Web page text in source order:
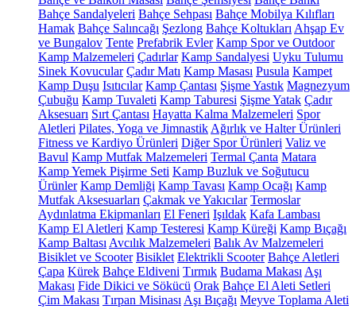
Bahçe Sandalyeleri Bahçe Sehpası Bahçe Mobilya Kılıfları
Hamak Bahçe Salıncağı Şezlong Bahçe Koltukları Ahşap Ev
ve Bungalov Tente Prefabrik Evler Kamp Spor ve Outdoor
Kamp Malzemeleri Çadırlar Kamp Sandalyesi Uyku Tulumu
Sinek Kovucular Çadır Matı Kamp Masası Pusula Kampet
Kamp Duşu Isıtıcılar Kamp Çantası Şişme Yastık Magnezyum
Çubuğu Kamp Tuvaleti Kamp Taburesi Şişme Yatak Çadır
Aksesuarı Sırt Çantası Hayatta Kalma Malzemeleri Spor
Aletleri Pilates, Yoga ve Jimnastik Ağırlık ve Halter Ürünleri
Fitness ve Kardiyo Ürünleri Diğer Spor Ürünleri Valiz ve
Bavul Kamp Mutfak Malzemeleri Termal Çanta Matara
Kamp Yemek Pişirme Seti Kamp Buzluk ve Soğutucu
Ürünler Kamp Demliği Kamp Tavası Kamp Ocağı Kamp
Mutfak Aksesuarları Çakmak ve Yakıcılar Termoslar
Aydınlatma Ekipmanları El Feneri Işıldak Kafa Lambası
Kamp El Aletleri Kamp Testeresi Kamp Küreği Kamp Bıçağı
Kamp Baltası Avcılık Malzemeleri Balık Av Malzemeleri
Bisiklet ve Scooter Bisiklet Elektrikli Scooter Bahçe Aletleri
Çapa Kürek Bahçe Eldiveni Tırmık Budama Makası Aşı
Makası Fide Dikici ve Sökücü Orak Bahçe El Aleti Setleri
Çim Makası Tırpan Misinası Aşı Bıçağı Meyve Toplama Aleti